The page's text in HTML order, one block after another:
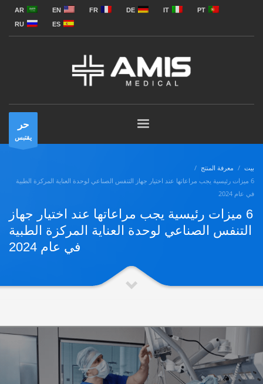
AR EN FR DE IT
PT
RU
ES
حر
يقتبس
بيت
معرفة المنتج
6 ميزات رئيسية يجب مراعاتها عند اختيار جهاز التنفس الصناعي لوحدة العناية المركزة الطبية
في عام 2024
6 ميزات رئيسية يجب مراعاتها عند اختيار جهاز
التنفس الصناعي لوحدة العناية المركزة الطبية
في عام 2024